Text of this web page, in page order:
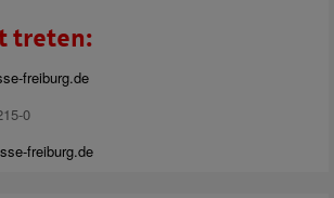
treten:
freiburg.de
0
freiburg.de